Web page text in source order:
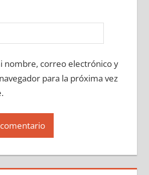
nombre, correo electrónico y
para la próxima vez